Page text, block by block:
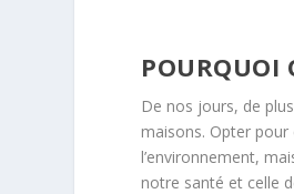
POURQUOI
De nos jours, de
maisons. Opter
l’environnement,
notre santé et celle